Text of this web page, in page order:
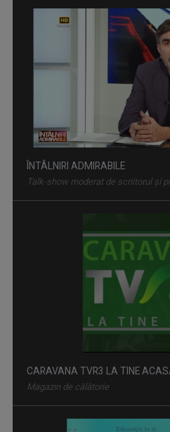
ÎNTÂLNIRI ADMIRABILE
Talk-show moderat de scriitorul și
CARAVANA TVR3 LA TINE
Magazin de călătorie